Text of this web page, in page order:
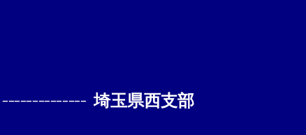
-------------- 埼玉県西支部